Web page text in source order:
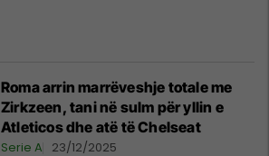
Roma arrin marrëveshje totale me
Zirkzeen, tani në sulm për yllin e
Atleticos dhe atë të Chelseat
Serie A 23/12/2025